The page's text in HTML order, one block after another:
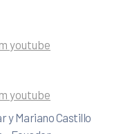
youtube
youtube
y Mariano Castillo